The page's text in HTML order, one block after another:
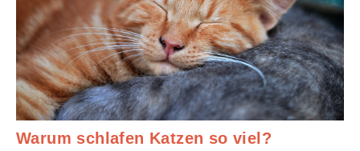
Warum schlafen Katzen so viel?